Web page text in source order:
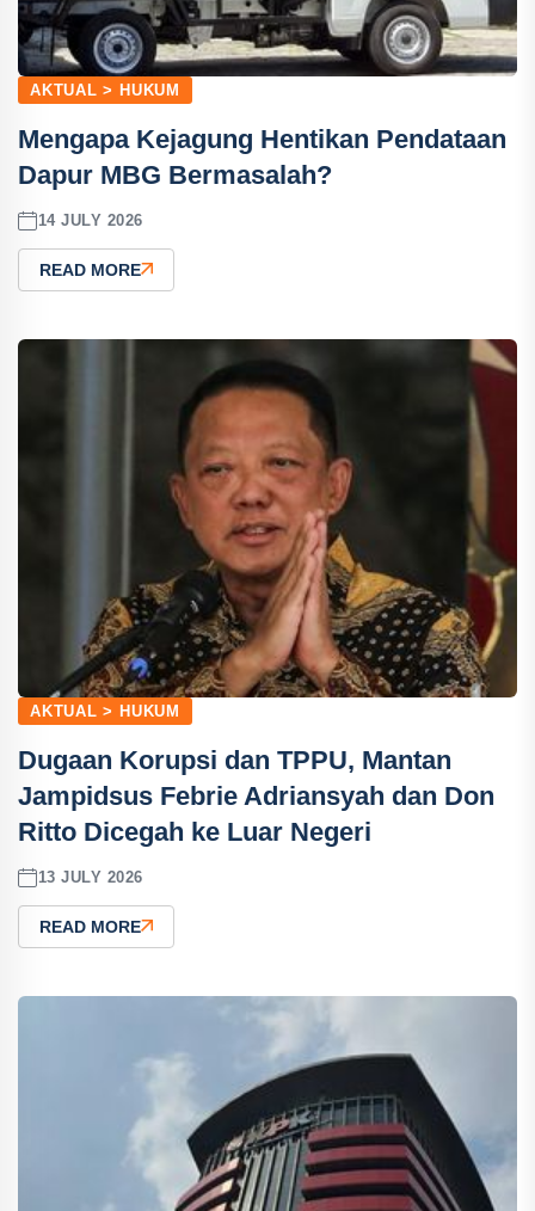
AKTUAL > HUKUM
Mengapa Kejagung Hentikan Pendataan
Dapur MBG Bermasalah?
14 JULY 2026
READ MORE
AKTUAL > HUKUM
Dugaan Korupsi dan TPPU, Mantan
Jampidsus Febrie Adriansyah dan Don
Ritto Dicegah ke Luar Negeri
13 JULY 2026
READ MORE